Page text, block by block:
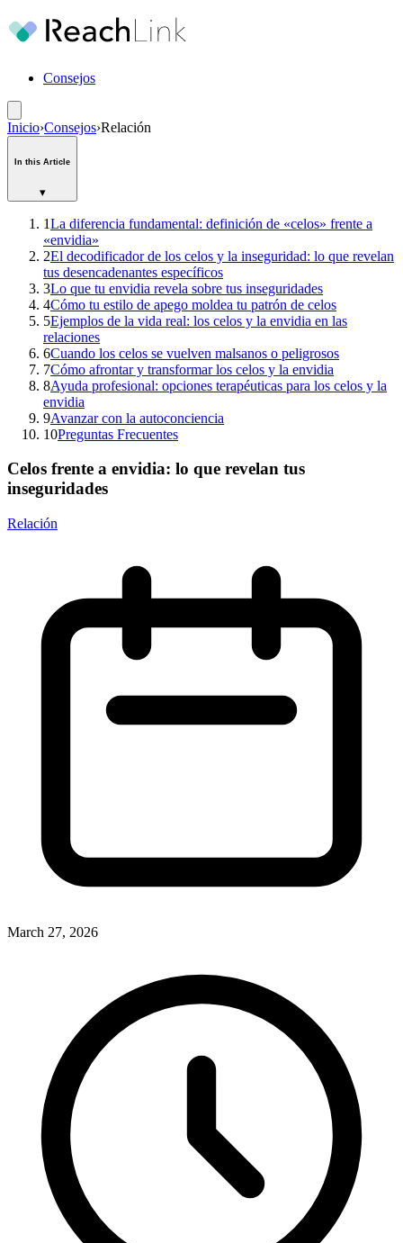
Consejos
Inicio›Consejos›Relación
In this Article
▾
1La diferencia fundamental: definición de «celos» frente a
«envidia»
2El decodificador de los celos y la inseguridad: lo que revelan
tus desencadenantes específicos
3Lo que tu envidia revela sobre tus inseguridades
4Cómo tu estilo de apego moldea tu patrón de celos
5Ejemplos de la vida real: los celos y la envidia en las
relaciones
6Cuando los celos se vuelven malsanos o peligrosos
7Cómo afrontar y transformar los celos y la envidia
8Ayuda profesional: opciones terapéuticas para los celos y la
envidia
9Avanzar con la autoconciencia
10Preguntas Frecuentes
Celos frente a envidia: lo que revelan tus
inseguridades
Relación
March 27, 2026